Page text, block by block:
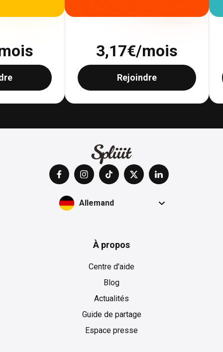
3,17€/mois
Rejoindre
Allemand
À propos
Centre d'aide
Blog
Actualités
Guide de partage
Espace presse